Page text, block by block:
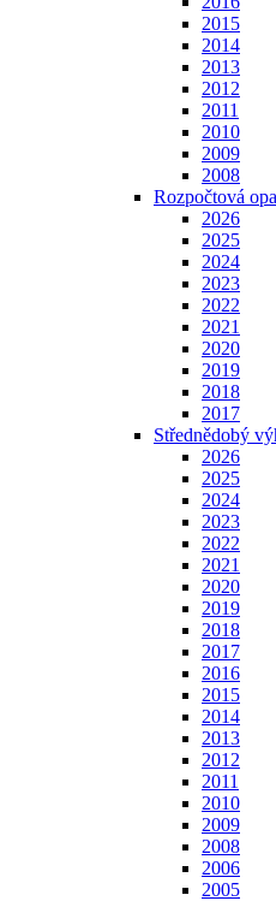
2015
2014
2013
2012
2011
2010
2009
2008
Rozpočtová
2026
2025
2024
2023
2022
2021
2020
2019
2018
2017
Střednědobý
2026
2025
2024
2023
2022
2021
2020
2019
2018
2017
2016
2015
2014
2013
2012
2011
2010
2009
2008
2006
2005